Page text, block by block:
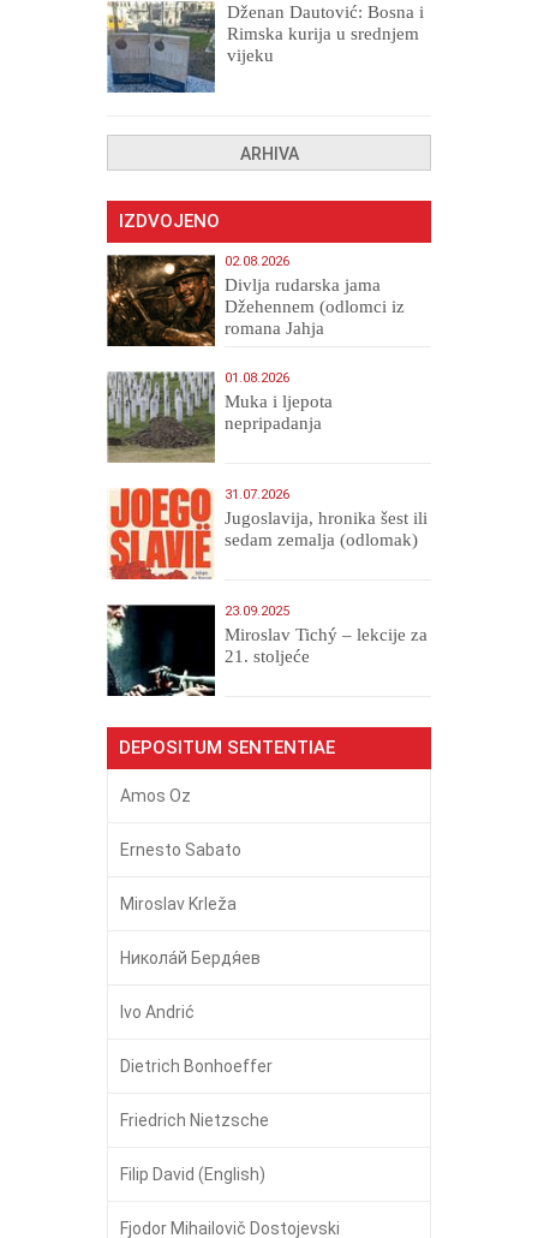
Dženan Dautović: Bosna i
Rimska kurija u srednjem
vijeku
ARHIVA
IZDVOJENO
02.08.2026
Divlja rudarska jama
Džehennem (odlomci iz
romana Jahja
01.08.2026
Muka i ljepota
nepripadanja
31.07.2026
Jugoslavija, hronika šest ili
sedam zemalja (odlomak)
23.09.2025
Miroslav Tichý – lekcije za
21. stoljeće
DEPOSITUM SENTENTIAE
Amos Oz
Ernesto Sabato
Miroslav Krleža
Никола́й Бердя́ев
Ivo Andrić
Dietrich Bonhoeffer
Friedrich Nietzsche
Filip David (English)
Fjodor Mihailovič Dostojevski